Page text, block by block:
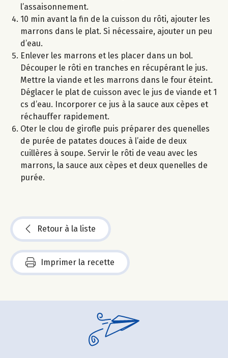
l’assaisonnement.
10 min avant la fin de la cuisson du rôti, ajouter les
marrons dans le plat. Si nécessaire, ajouter un peu
d’eau.
Enlever les marrons et les placer dans un bol.
Découper le rôti en tranches en récupérant le jus.
Mettre la viande et les marrons dans le four éteint.
Déglacer le plat de cuisson avec le jus de viande et 1
cs d’eau. Incorporer ce jus à la sauce aux cèpes et
réchauffer rapidement.
Oter le clou de girofle puis préparer des quenelles
de purée de patates douces à l’aide de deux
cuillères à soupe. Servir le rôti de veau avec les
marrons, la sauce aux cèpes et deux quenelles de
purée.
Retour à la liste
Imprimer la recette